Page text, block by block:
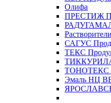
Олифа
ПРЕСТИЖ
Растворители
САГУС
ТЕКС
ТОНОТЕКС
Эмаль НЦ